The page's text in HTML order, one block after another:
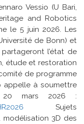
Vessio (U Bari,
and Robotics
le 5 juin 2026. Les
de Bonn) et
partageront l’état de
étude et restoration
de programme
appelle à soumettre
20 mars 2026 :
Sujets
modélisation 3D des